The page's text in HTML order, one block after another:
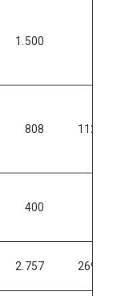
1.500
808 112
400
2.757 269